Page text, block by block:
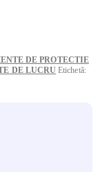
DE PROTECTIE
DE LUCRU Etichetă: